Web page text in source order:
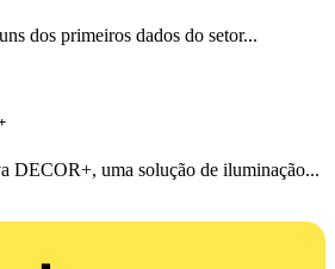
dos primeiros dados do setor...
DECOR+, uma solução de iluminação...